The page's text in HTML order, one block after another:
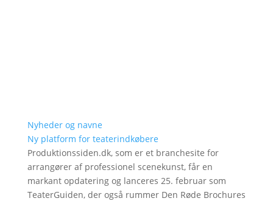
Nyheder og navne
Ny platform for teaterindkøbere
Produktionssiden.dk, som er et branchesite for
arrangører af professionel scenekunst, får en
markant opdatering og lanceres 25. februar som
TeaterGuiden, der også rummer Den Røde Brochures